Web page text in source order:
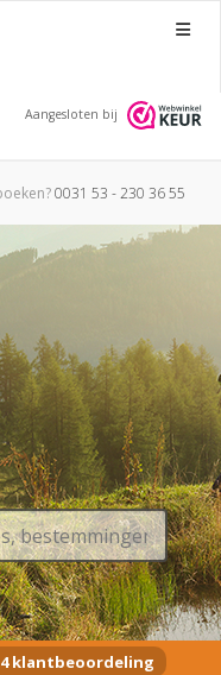
Menu
Aangesloten bij
0031 53 - 230 36 55
klantbeoordeling